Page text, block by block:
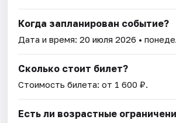
Когда запланирован событие?
Дата и время:20 июля 2026 •
Сколько стоит билет?
Стоимость билета: от 1 600 ₽.
Есть ли возрастные